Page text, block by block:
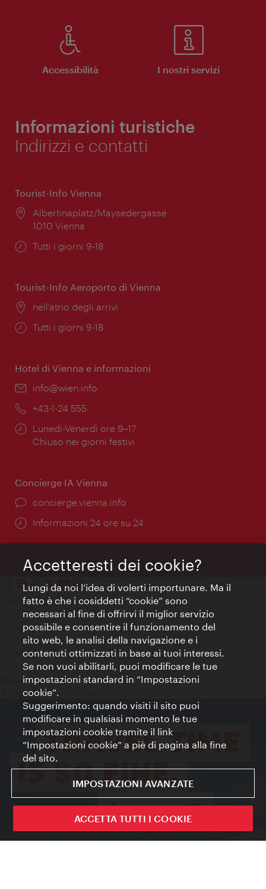
Accessibilità I nostri servizi
Informazioni turistiche
Indirizzi e contatti
Tourist-Info Vienna
Posizione:
Albertinaplatz/Maysedergasse
1010 Vienna
Orari
Tutti i giorni 9-18
Tourist-Info Aeroporto di Vienna
Posizione:
nell’atrio degli arrivi
Orari
Tutti i giorni 9-18
Hotel di Vienna e informazioni
Email:
info@wien.info
Telefono:
+43-1-24 555
Orari
di
Lunedì-Venerdì ore 9–17
Chiuso nei giorni festivi
Concierge IA Vienna
Ort:
concierge.vienna.info
Öffnungszeiten:
Informazioni 24 ore su 24
Contatti
Colophon
Dichiarazione sulla protezione dei dati
Terms of Use
Accessibilità
Contatto stampa
Impostazioni cookie
© Copyright WienTourismus
Accetteresti dei cookie?
Lungi da noi l’idea di volerti importunare. Ma il
fatto è che i cosiddetti “cookie” sono
necessari al fine di offrirvi il miglior servizio
possibile e consentire il funzionamento del
sito web, le analisi della navigazione e i
contenuti ottimizzati in base ai tuoi interessi.
Se non vuoi abilitarli, puoi modificare le tue
impostazioni standard in “Impostazioni
cookie”.
Suggerimento: quando visiti il sito puoi
modificare in qualsiasi momento le tue
impostazioni cookie tramite il link
“Impostazioni cookie” a piè di pagina alla fine
del sito.
IMPOSTAZIONI AVANZATE
ACCETTA TUTTI I COOKIE